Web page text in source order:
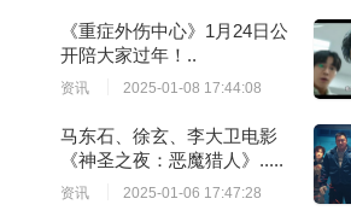
《重症外伤中心》1月24日公
开陪大家过年！..
资讯 2025-01-08 17:44:08
马东石、徐玄、李大卫电影
《神圣之夜：恶魔猎人》.....
资讯 2025-01-06 17:47:28